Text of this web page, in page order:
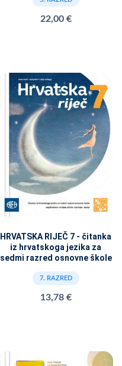
22,00 €
HRVATSKA RIJEČ 7 - čitanka
iz hrvatskoga jezika za
sedmi razred osnovne škole
7. RAZRED
13,78 €